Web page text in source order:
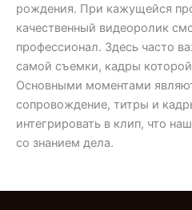
рождения. При кажущейся
качественный видеоролик
профессионал. Здесь часто
самой съемки, кадры
Основными моментами
сопровождение, титры и
интегрировать в клип, что
со знанием дела.